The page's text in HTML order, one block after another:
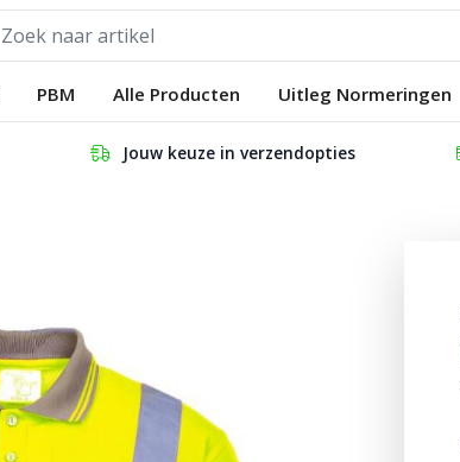
PBM Alle Producten Uitleg Normeringen
Jouw keuze in verzendopties